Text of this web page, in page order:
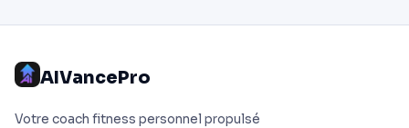
AIVancePro
Votre coach fitness personnel propulsé